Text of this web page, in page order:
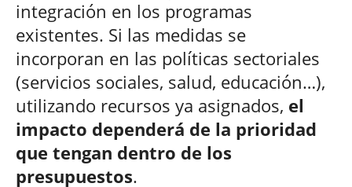
integración en los programas
existentes. Si las medidas se
incorporan en las políticas sectoriales
(servicios sociales, salud, educación…),
utilizando recursos ya asignados, el
impacto dependerá de la prioridad
que tengan dentro de los
presupuestos.